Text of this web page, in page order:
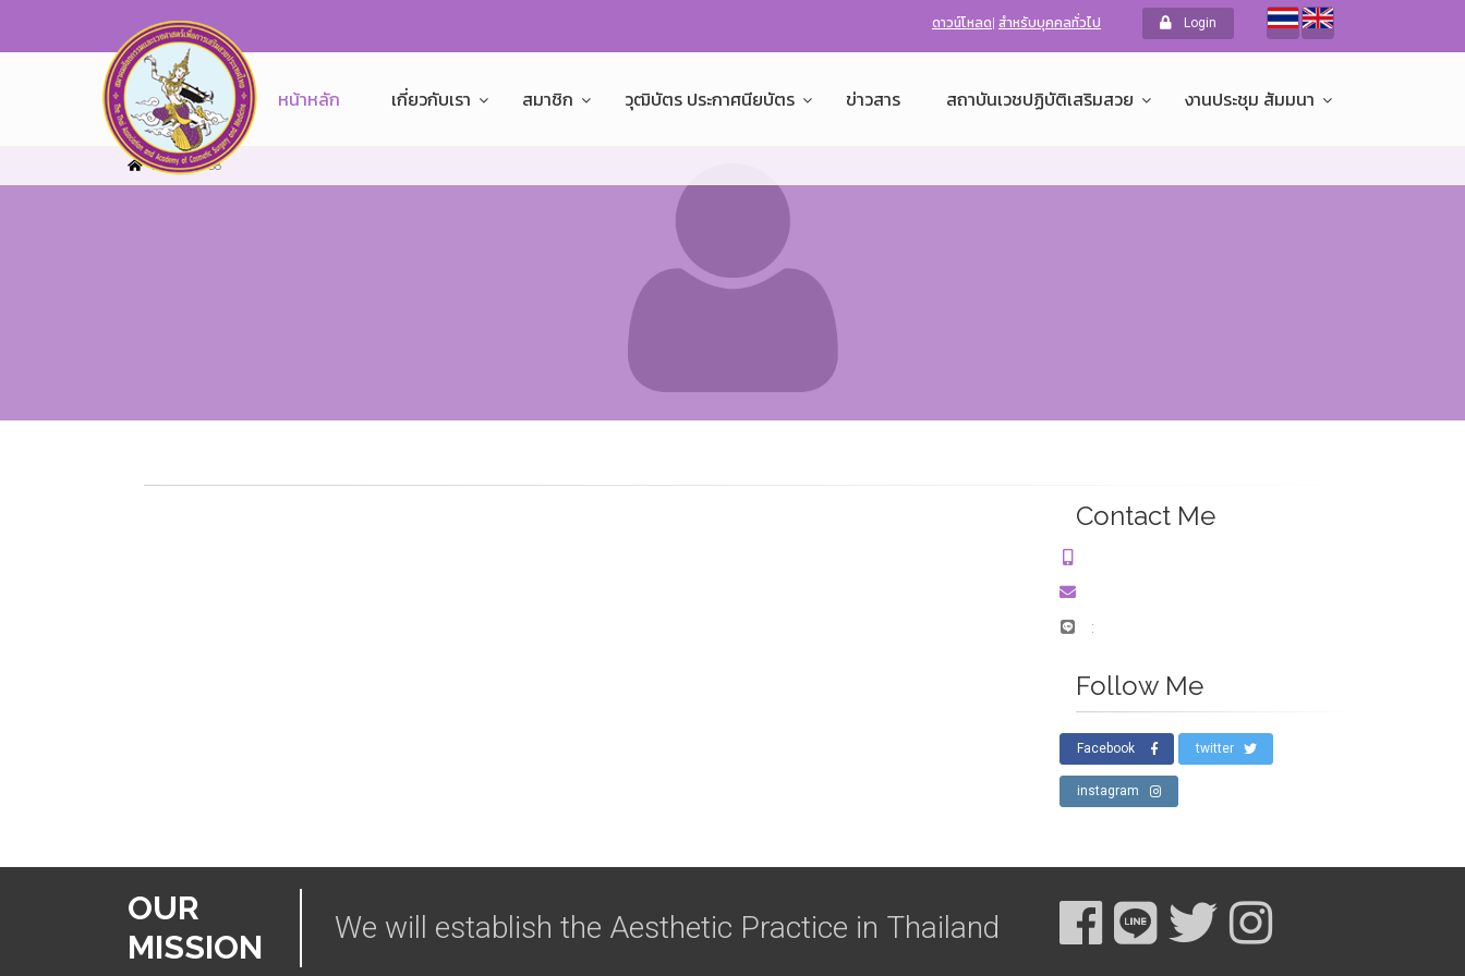
ดาวน์โหลด สำหรับบุคคลทั่วไป Login
หน้าหลัก เกี่ยวกับเรา สมาชิก วุฒิบัตร ประกาศนียบัตร ข่าวสาร สถาบันเวชปฏิบัติเสริมสวย งานประชุม สัมมนา
Home 38
Contact Me
:
Follow Me
Facebook twitter
instagram
OUR
MISSION
We will establish the Aesthetic Practice in Thailand